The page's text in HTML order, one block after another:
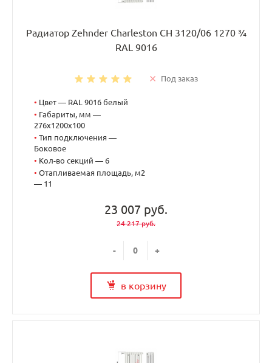
Радиатор Zehnder Charleston CH 3120/06 1270 ¾
RAL 9016
Под заказ
• Цвет — RAL 9016 белый
• Габариты, мм —
276x1200x100
• Тип подключения —
Боковое
• Кол-во секций — 6
• Отапливаемая площадь, м2
— 11
23 007 руб.
24 217 руб.
- +
в корзину